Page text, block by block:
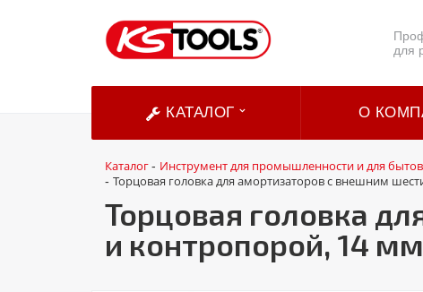
для
КАТАЛОГ О
Каталог- Инструмент для промышленности и для
- Торцовая головка для амортизаторов с внешним
Торцовая головка
и контропорой, 14 мм